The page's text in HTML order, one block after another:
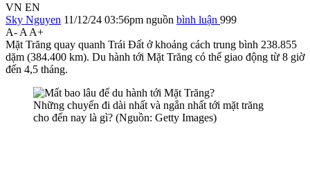
VN EN
Sky Nguyen 11/12/24 03:56pm nguồn bình luận 999
A- A A+
Mặt Trăng quay quanh Trái Đất ở khoảng cách trung bình 238.855
dặm (384.400 km). Du hành tới Mặt Trăng có thể giao động từ 8 giờ
đến 4,5 tháng.
Những chuyến đi dài nhất và ngắn nhất tới mặt trăng
cho đến nay là gì? (Nguồn: Getty Images)